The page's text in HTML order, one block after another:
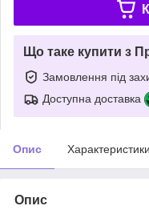
Що таке купити з
Замовлення під
Доступна доставка
Опис Характеристики
Опис